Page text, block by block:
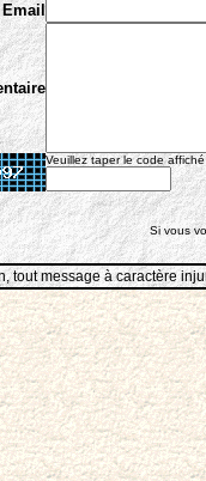
Email
Veuillez taper le code
Si vous
tout message à caractère